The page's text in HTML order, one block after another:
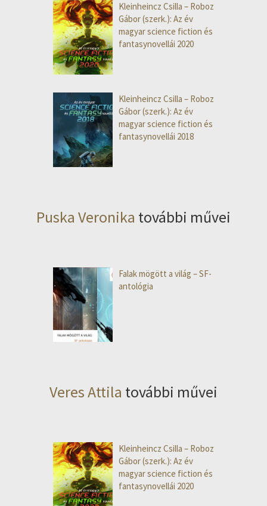
Kleinheincz Csilla – Roboz
Gábor (szerk.): Az év
magyar science fiction és
fantasynovellái 2020
Kleinheincz Csilla – Roboz
Gábor (szerk.): Az év
magyar science fiction és
fantasynovellái 2018
Puska Veronika további művei
Falak mögött a világ – SF-
antológia
Veres Attila további művei
Kleinheincz Csilla – Roboz
Gábor (szerk.): Az év
magyar science fiction és
fantasynovellái 2020